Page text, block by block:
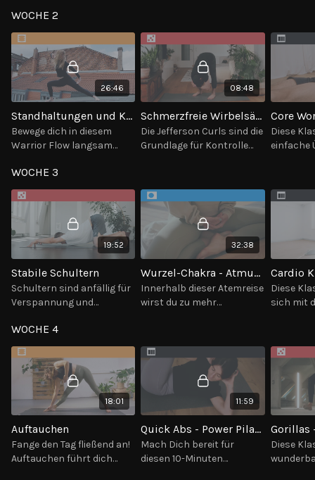
wirst die Zeit vergessen, es
wird dynamisch und warm
werden.
Spagat zu trainieren.
eigenen
WOCHE 2
26:46
Standhaltungen und Kriegerpositionen
Bewege dich in diesem
Warrior Flow langsam
komme so in einen
meditativen Zustand.
08:48
Schmerzfreie Wirbelsäule: Jefferson Curls
Die Jefferson Curls sind die
Grundlage für Kontrolle
und beweglich wirst.
Diese
einfache
zu
WOCHE 3
19:52
Stabile Schultern
Schultern sind anfällig für
Verspannung und
dieser Klasse deine
Mobilität und mache deine
Schultern schusssicher.
32:38
Wurzel-Chakra - Atmung & Meditation
Innerhalb dieser Atemreise
wirst du zu mehr
Lebenskraft geführt.
Diese
sich mit
auch
WOCHE 4
18:01
Auftauchen
Fange den Tag fließend an!
Auftauchen führt dich
11:59
Quick Abs - Power Pilates
Mach Dich bereit für
diesen 10-Minuten
Diese